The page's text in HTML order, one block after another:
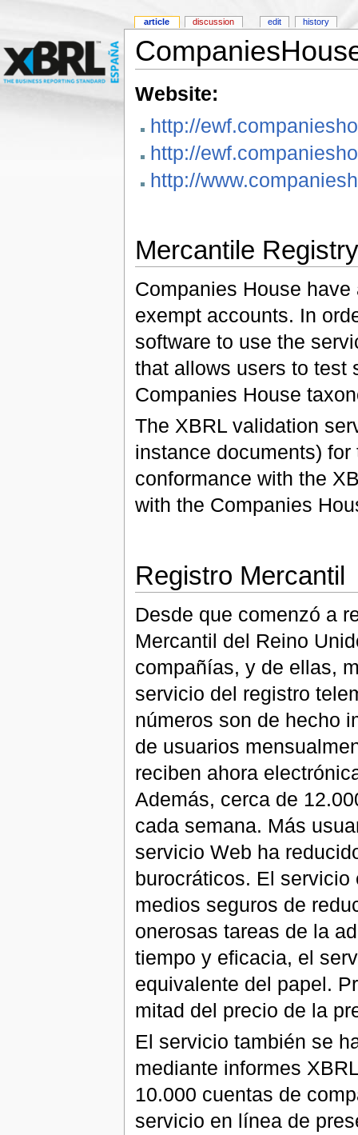
Website:
http://
http://
http://
Mercantile Registry
Companies House
exempt accounts. In
software to use the
that allows users to test
Companies House
The XBRL validation
instance documents)
conformance with the
with the Companies
Registro Mercantil
Desde que comenzó a
Mercantil del Reino
compañías, y de ellas,
servicio del registro
números son de hecho
de usuarios
reciben ahora
Además, cerca de
cada semana. Más
servicio Web ha
burocráticos. El
medios seguros de
onerosas tareas de la
tiempo y eficacia, el
equivalente del papel.
mitad del precio de la
El servicio también se
mediante informes
10.000 cuentas de
servicio en línea de
article discussion edit history